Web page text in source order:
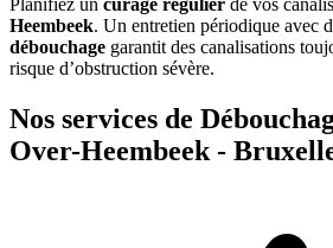
Planifiez un curage régulier de vos
Heembeek. Un entretien périodique avec
débouchage garantit des canalisations
risque d’obstruction sévère.
Nos services de
Over-Heembeek -